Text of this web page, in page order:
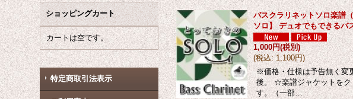
ショッピングカート
カートは空です。
特定商取引法表示
バスクラリネットソロ楽譜
ソロ】 デュオでもできるバ
1,000円(税別)
(税込: 1,100円)
※価格・仕様は予告無く変
後。 ☆楽譜ジャケットをク
す。（一部…